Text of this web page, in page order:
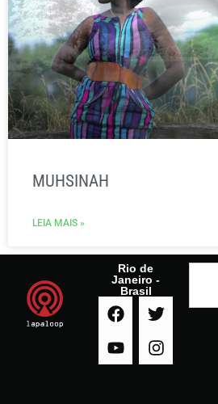
MUHSINAH
LEIA MAIS »
Rio de
Janeiro -
Brasil